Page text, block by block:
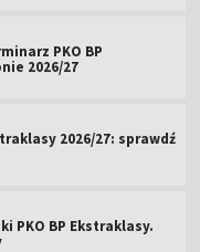
PKO BP
2026/27
2026/27: sprawdź
PKO BP Ekstraklasy.